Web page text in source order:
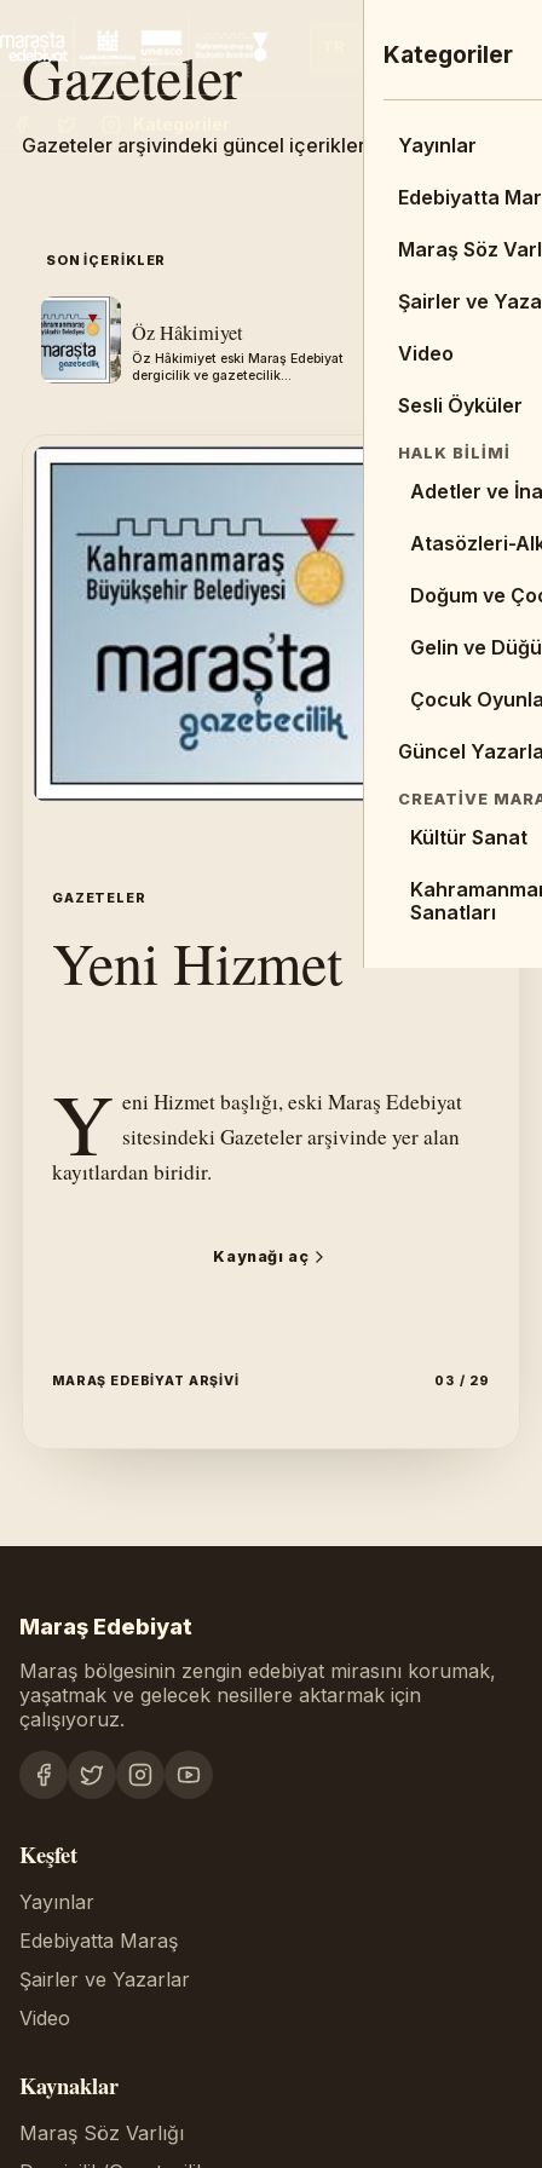
EN FR
Ana Menü
Admin
Ana Sayfa
DUYURULAR &
Kitaplar
Kaynaklar
Makaleler
EDEBIYAT
Cumhuriyet
Halk
Divan
Kategoriler
Yayınlar
Edebiyatta
Maraş Söz
Şairler ve
Video
Sesli Öyküler
HALK BILIMI
Adetler ve
Atasözleri-
Doğum ve
Gelin ve
Çocuk
Güncel
CREATIVE
Kültür Sanat
Sanatları
Gazeteler
Gazeteler arşivindeki güncel içerikleri keşfedin.
SON IÇERIKLER 05
Öz Hâkimiyet
Öz Hâkimiyet eski Maraş Edebiyat
dergicilik ve gazetecilik
arşivinden
GAZETELER İÇERIK 03
Yeni Hizmet
Y eni Hizmet başlığı, eski Maraş Edebiyat
sitesindeki Gazeteler arşivinde yer alan
kayıtlardan biridir.
Kaynağı aç
MARAŞ EDEBIYAT ARŞIVI 03 / 29
Maraş Edebiyat
Maraş bölgesinin zengin edebiyat mirasını korumak,
yaşatmak ve gelecek nesillere aktarmak için
çalışıyoruz.
Keşfet
Yayınlar
Edebiyatta Maraş
Şairler ve Yazarlar
Video
Kaynaklar
Maraş Söz Varlığı